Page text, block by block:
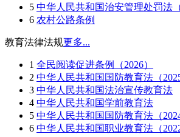
5 中华人民共和国治安管理处罚法（
6 农村公路条例
教育法律法规更多...
1 全民阅读促进条例（2026）
2 中华人民共和国国防教育法（2025
3 中华人民共和国法治宣传教育法
4 中华人民共和国学前教育法
5 中华人民共和国国防教育法（2024
6 中华人民共和国职业教育法（2022